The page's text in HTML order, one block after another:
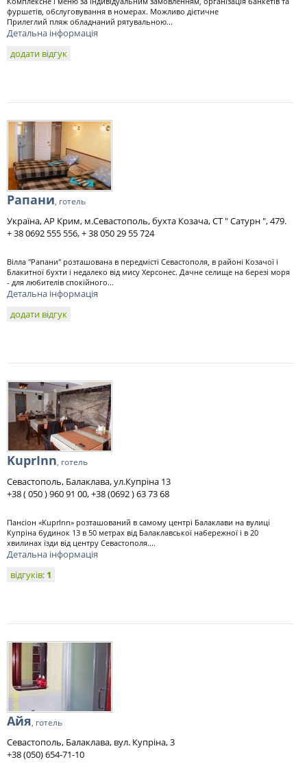
фуршетів, обслуговування в номерах. Можливо дієтичне
Прилеглий пляж обладнаний рятувальною...
Детальна інформація
додати відгук
Рапани, готель
Україна, АР Крим, м.Севастополь, бухта Козача, СТ " Сатурн ", 479.
+ 38 0692 555 556, + 38 050 29 55 724
Вілла "Рапани" розташована в передмісті Севастополя, в районі Козачої і
Блакитної бухти і недалеко від мису Херсонес. Дачне селище на березі моря
- для любителів спокійного...
Детальна інформація
додати відгук
KuprInn, готель
Севастополь, Балаклава, ул.Купріна 13
+38 ( 050 ) 960 91 00, +38 (0692 ) 63 73 68
Пансіон «KuprInn» розташований в самому центрі Балаклави на вулиці
Купріна будинок 13 в 50 метрах від Балаклавської набережної і в 20
хвилинах їзди від центру Севастополя....
Детальна інформація
відгуків: 1
Айя, готель
Севастополь, Балаклава, вул. Купріна, 3
+38 (050) 654-71-10